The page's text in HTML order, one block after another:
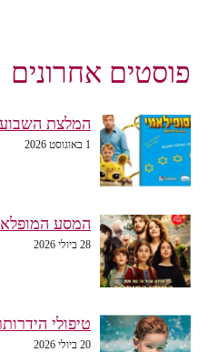
פוסטים אחרונים
המלצת
1 באוגוסט 2026
המסע
28 ביולי 2026
טיפולי
20 ביולי 2026